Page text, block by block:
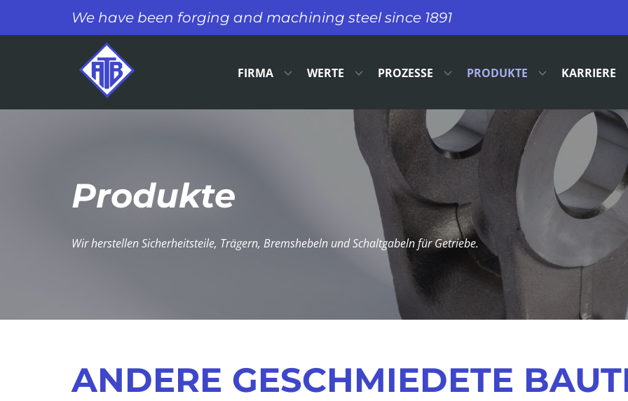
​We have been forging and machining steel since 1891​
FIRMA WERTE PROZESSE PRODUKTE KARRIERE
​Produkte
​Wir herstellen Sicherheitsteile, Trägern, Bremshebeln und Schaltgabeln für Getriebe.
​ANDERE GESCHMIEDETE